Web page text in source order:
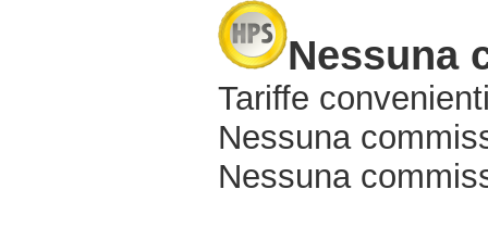
Nessuna
Tariffe
Nessuna
Nessuna